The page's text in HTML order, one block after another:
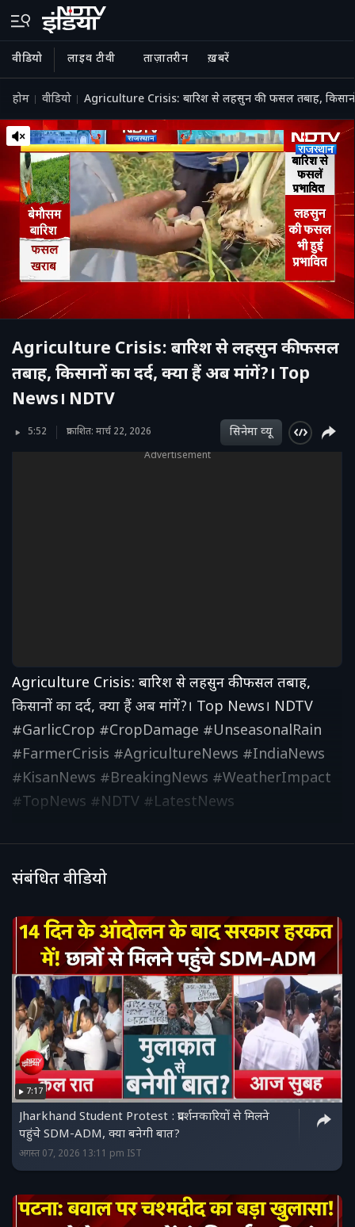
वीडियो लाइव टीवी ताज़ातरीन ख़बरें
होम वीडियो Agriculture Crisis: बारिश से लहसुन की फसल तबाह,
Agriculture Crisis: बारिश से लहसुन की फसल
तबाह, किसानों का दर्द, क्या हैं अब मांगें?। Top
News। NDTV
5:52 प्रकाशित: मार्च 22, 2026 सिनेमा व्‍यू
Advertisement
Agriculture Crisis: बारिश से लहसुन की फसल तबाह,
किसानों का दर्द, क्या हैं अब मांगें?। Top News। NDTV
#GarlicCrop #CropDamage #UnseasonalRain
#FarmerCrisis #AgricultureNews #IndiaNews
#KisanNews #BreakingNews #WeatherImpact
#TopNews #NDTV #LatestNews
संबंधित वीडियो
7:17
Jharkhand Student Protest : प्रदर्शनकारियों से मिलने
पहुंचे SDM-ADM, क्या बनेगी बात?
अगस्त 07, 2026 13:11 pm IST